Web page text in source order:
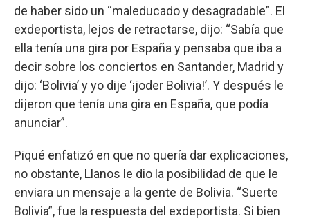
de haber sido un “maleducado y desagradable”. El
exdeportista, lejos de retractarse, dijo: “Sabía que
ella tenía una gira por España y pensaba que iba a
decir sobre los conciertos en Santander, Madrid y
dijo: ‘Bolivia’ y yo dije ‘¡joder Bolivia!’. Y después le
dijeron que tenía una gira en España, que podía
anunciar”.
Piqué enfatizó en que no quería dar explicaciones,
no obstante, Llanos le dio la posibilidad de que le
enviara un mensaje a la gente de Bolivia. “Suerte
Bolivia”, fue la respuesta del exdeportista. Si bien